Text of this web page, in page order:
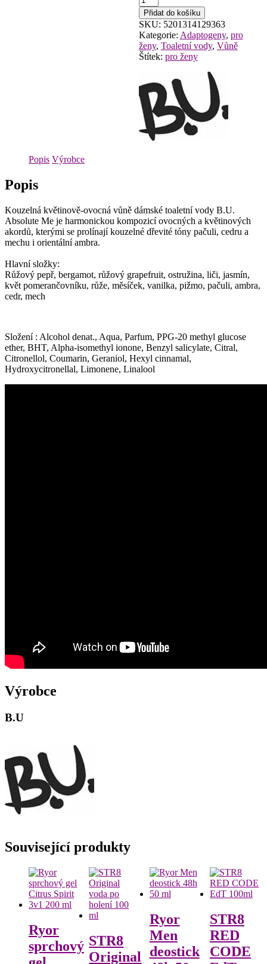
Absolute
Me
EdT
50
ml
množství
Přidat do košíku
SKU: 5201314129363
Kategorie: Adaptogeny, pro
ženy, Toaletní vody, Vůně
Štítek: pro ženy
Popis Výrobce
Popis
Kouzelná květinově-ovocná vůně dámské toaletní vody B.U.
Absolute Me je harmonickou kompozicí ovocných a květinových
akordů, kterými se prolínají kouzelné dřevité tóny pačuli, cedru a
mechu i orientální ambra.
Hlavní složky:
Růžový pepř, bergamot, růžový grapefruit, ostružina, liči, jasmín,
květ pomerančovníku, růže, měsíček, vanilka, pižmo, pačuli, ambra,
cedr, mech
Složení : Alcohol denat., Aqua, Parfum, PPG-20 methyl glucose
ether, BHT, Alpha-isomethyl ionone, Benzyl salicylate, Citral,
Citronellol, Coumarin, Geraniol, Hexyl cinnamal,
Hydroxycitronellal, Limonene, Linalool
Výrobce
B.U
Související produkty
Ryor
sprchový STR8
Original
Ryor
Men
deostick
STR8
RED
CODE